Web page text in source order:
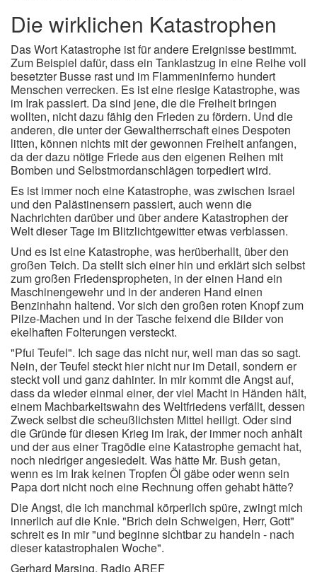
Die wirklichen Katastrophen
Das Wort Katastrophe ist für andere Ereignisse bestimmt.
Zum Beispiel dafür, dass ein Tanklastzug in eine Reihe voll
besetzter Busse rast und im Flammeninferno hundert
Menschen verrecken. Es ist eine riesige Katastrophe, was
im Irak passiert. Da sind jene, die die Freiheit bringen
wollten, nicht dazu fähig den Frieden zu fördern. Und die
anderen, die unter der Gewaltherrschaft eines Despoten
litten, können nichts mit der gewonnen Freiheit anfangen,
da der dazu nötige Friede aus den eigenen Reihen mit
Bomben und Selbstmordanschlägen torpediert wird.
Es ist immer noch eine Katastrophe, was zwischen Israel
und den Palästinensern passiert, auch wenn die
Nachrichten darüber und über andere Katastrophen der
Welt dieser Tage im Blitzlichtgewitter etwas verblassen.
Und es ist eine Katastrophe, was herüberhallt, über den
großen Teich. Da stellt sich einer hin und erklärt sich selbst
zum großen Friedenspropheten, in der einen Hand ein
Maschinengewehr und in der anderen Hand einen
Benzinhahn haltend. Vor sich den großen roten Knopf zum
Pilze-Machen und in der Tasche feixend die Bilder von
ekelhaften Folterungen versteckt.
"Pfui Teufel". Ich sage das nicht nur, weil man das so sagt.
Nein, der Teufel steckt hier nicht nur im Detail, sondern er
steckt voll und ganz dahinter. In mir kommt die Angst auf,
dass da wieder einmal einer, der viel Macht in Händen hält,
einem Machbarkeitswahn des Weltfriedens verfällt, dessen
Zweck selbst die scheußlichsten Mittel heiligt. Oder sind
die Gründe für diesen Krieg im Irak, der immer noch anhält
und der aus einer Tragödie eine Katastrophe gemacht hat,
noch niedriger angesiedelt. Was hätte Mr. Bush getan,
wenn es im Irak keinen Tropfen Öl gäbe oder wenn sein
Papa dort nicht noch eine Rechnung offen gehabt hätte?
Die Angst, die ich manchmal körperlich spüre, zwingt mich
innerlich auf die Knie. "Brich dein Schweigen, Herr, Gott"
schreit es in mir "und beginne sichtbar zu handeln - nach
dieser katastrophalen Woche".
Gerhard Marsing, Radio AREF